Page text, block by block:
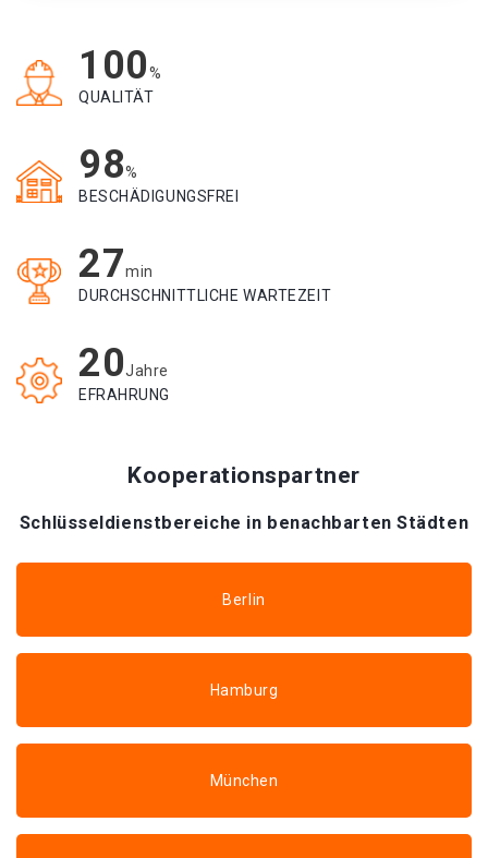
100%
QUALITÄT
98%
BESCHÄDIGUNGSFREI
27min
DURCHSCHNITTLICHE WARTEZEIT
20Jahre
EFRAHRUNG
Kooperationspartner
Schlüsseldienstbereiche in benachbarten Städten
Berlin
Hamburg
München